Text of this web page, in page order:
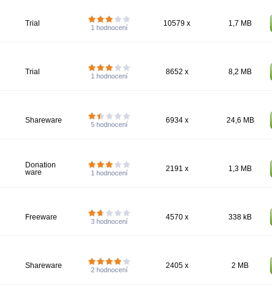
Trial 1 hodnocení 10579 x 1,7 MB
Trial 1 hodnocení 8652 x 8,2 MB
Shareware 5hodnocení 6934 x 24,6 MB
Donation
ware
1 hodnocení 2191 x 1,3 MB
Freeware 3hodnocení 4570 x 338 kB
Shareware 2hodnocení 2405 x 2 MB